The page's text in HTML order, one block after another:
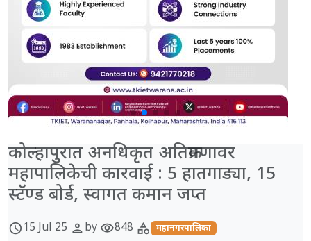
कोल्हापुरात अनधिकृत अतिक्रमणावर
महापालिकेची कारवाई : 5 हातगाड्या, 15
स्टॅण्ड बोर्ड, स्वागत कमान जप्त
schedule15 Jul 25 personby visibility848 category महानगरपालिका